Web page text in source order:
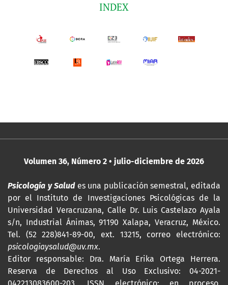
INDEX
Volumen 36, Número 2 • julio-diciembre de 2026
Psicología y Salud es una publicación semestral, editada
por el Instituto de Investigaciones Psicológicas de la
Universidad Veracruzana, Calle Dr. Luis Castelazo Ayala
s/n, Industrial Ánimas, 91190 Xalapa, Veracruz, México.
Tel. (52 228)841-89-00, ext. 13215, correo electrónico:
psicologiaysalud@uv.mx.
Editor responsable: Dra. María Erika Ortega Herrera.
Reserva de Derechos al Uso Exclusivo: 04-2021-